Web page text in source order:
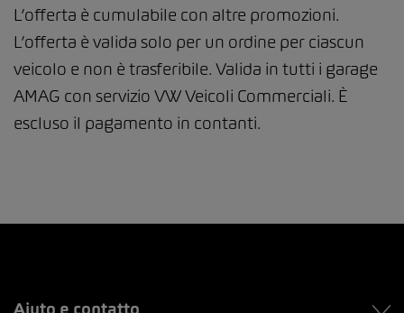
L’offerta è cumulabile con altre promozioni.
L’offerta è valida solo per un ordine per ciascun
veicolo e non è trasferibile. Valida in tutti i garage
AMAG con servizio VW Veicoli Commerciali. È
escluso il pagamento in contanti.